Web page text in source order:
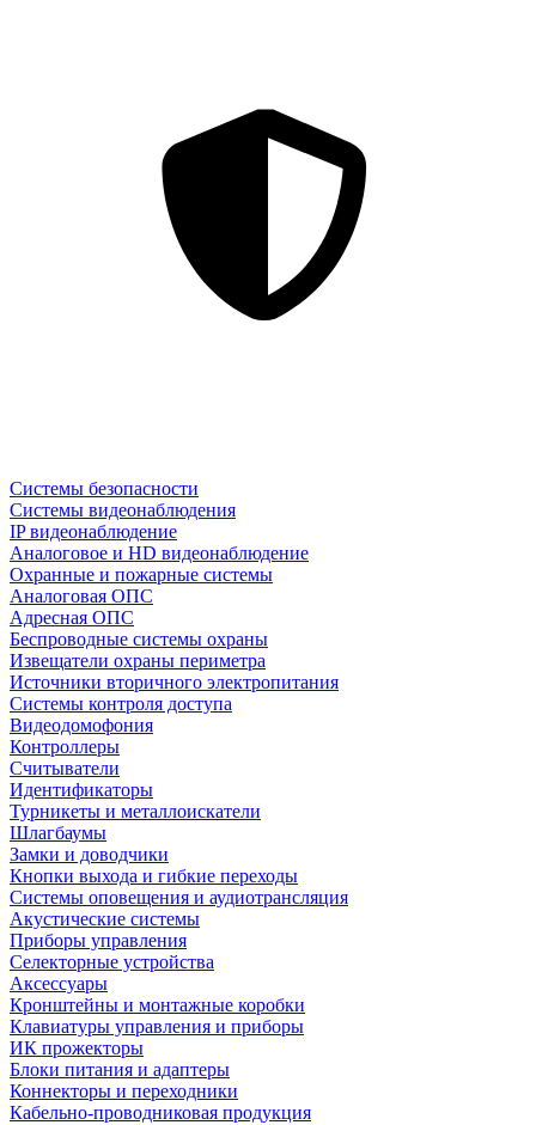
Системы безопасности
Системы видеонаблюдения
IP видеонаблюдение
Аналоговое и HD видеонаблюдение
Охранные и пожарные системы
Аналоговая ОПС
Адресная ОПС
Беспроводные системы охраны
Извещатели охраны периметра
Источники вторичного электропитания
Системы контроля доступа
Видеодомофония
Контроллеры
Считыватели
Идентификаторы
Турникеты и металлоискатели
Шлагбаумы
Замки и доводчики
Кнопки выхода и гибкие переходы
Системы оповещения и аудиотрансляция
Акустические системы
Приборы управления
Селекторные устройства
Аксессуары
Кронштейны и монтажные коробки
Клавиатуры управления и приборы
ИК прожекторы
Блоки питания и адаптеры
Коннекторы и переходники
Кабельно-проводниковая продукция